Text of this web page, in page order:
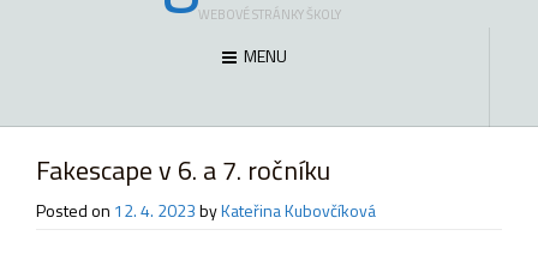
WEBOVÉ STRÁNKY ŠKOLY
MENU
Fakescape v 6. a 7. ročníku
Posted on 12. 4. 2023byKateřina Kubovčíková